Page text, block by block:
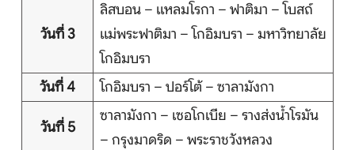
ติดต่อเรา
Search
วันที่ 3
ลิสบอน – แหลมโรกา – ฟาติมา – โบสถ์
แม่พระฟาติมา – โกอิมบรา – มหาวิทยาลัย
โกอิมบรา
วันที่ 4
โกอิมบรา – ปอร์โต้ – ซาลามังกา
วันที่ 5
ซาลามังกา – เซอโกเบีย – รางส่งน้ำโรมัน
– กรุงมาดริด – พระราชวังหลวง